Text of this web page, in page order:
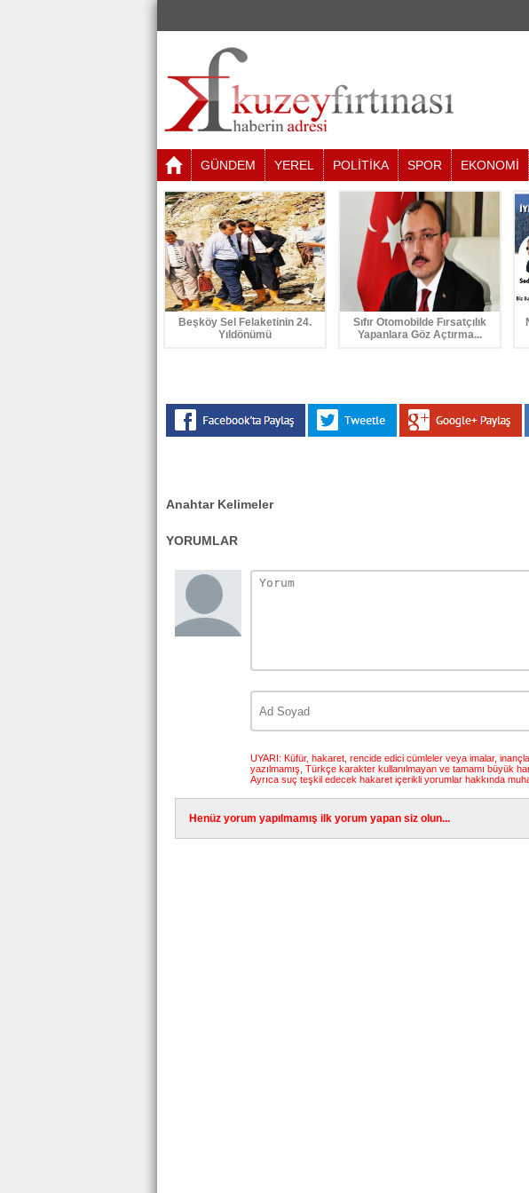
GÜNDEM YEREL POLİTİKA SPOR EKONOMİ
Beşköy Sel Felaketinin 24.
Yıldönümü
Sıfır Otomobilde Fırsatçılık
Yapanlara Göz Açtırma...
Anahtar Kelimeler
YORUMLAR
UYARI: Küfür, hakaret, rencide edici cümleler veya imalar,
yazılmamış, Türkçe karakter kullanılmayan ve tamamı büyük
Ayrıca suç teşkil edecek hakaret içerikli yorumlar hakkında
Henüz yorum yapılmamış ilk yorum yapan siz olun...